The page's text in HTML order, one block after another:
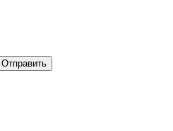
Отправить